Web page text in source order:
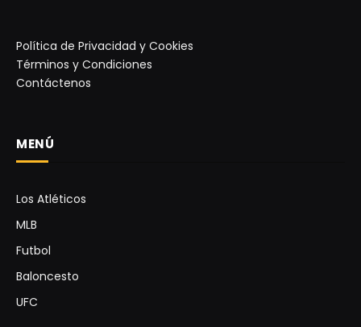
Política de Privacidad y Cookies
Términos y Condiciones
Contáctenos
MENÚ
Los Atléticos
MLB
Futbol
Baloncesto
UFC